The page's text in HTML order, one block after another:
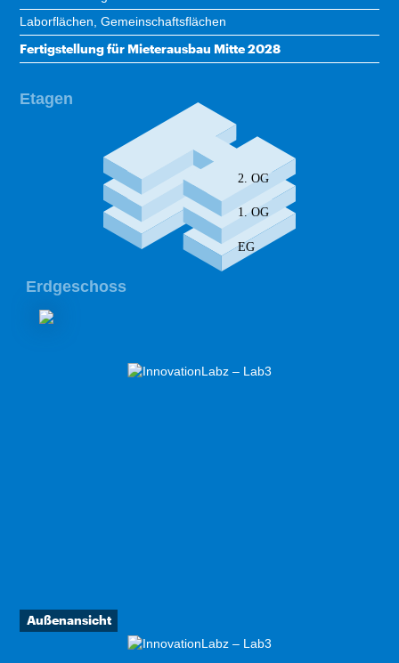
Laborflächen, Gemeinschaftsflächen
Fertigstellung für Mieterausbau Mitte 2028
Etagen
EG
1. OG
2. OG
Erdgeschoss
Außenansicht